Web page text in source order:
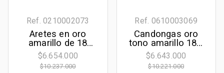
Ref. 0210002073
Aretes en oro
amarillo de 18
Kilates con visos,
Figuras
geométricas
$6.654.000
$10.237.000
Ref. 0610003069
Candongas oro
tono amarillo 18k,
liso
$6.643.000
$10.221.000